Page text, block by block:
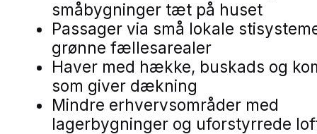
småbygninger tæt på huset
Passager via små lokale
grønne fællesarealer
Haver med hække, buskads og
som giver dækning
Mindre erhvervsområder med
lagerbygninger og uforstyrrede